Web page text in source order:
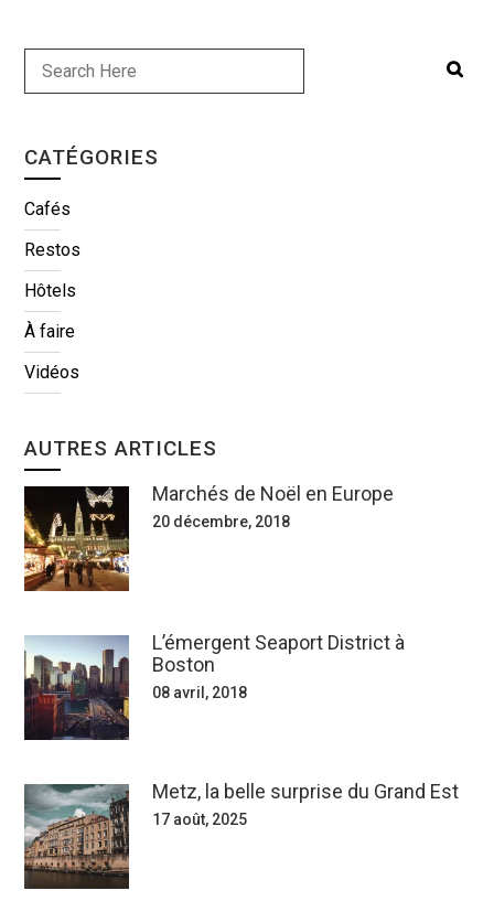
CATÉGORIES
Cafés
Restos
Hôtels
À faire
Vidéos
AUTRES ARTICLES
Marchés de Noël en Europe
20 décembre, 2018
L’émergent Seaport District à
Boston
08 avril, 2018
Metz, la belle surprise du Grand Est
17 août, 2025